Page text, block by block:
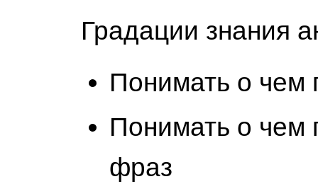
Градации знания
Понимать о чем
Понимать о чем
фраз